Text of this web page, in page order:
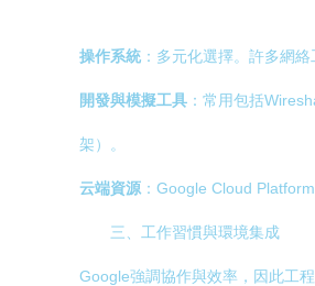
操作系統 ：多元化選擇。許多網
開發與模擬工具 ：常用包括
架）。
云端資源 ：Google Cloud
三、工作習慣與環境集成
Google強調協作與效率，因此工